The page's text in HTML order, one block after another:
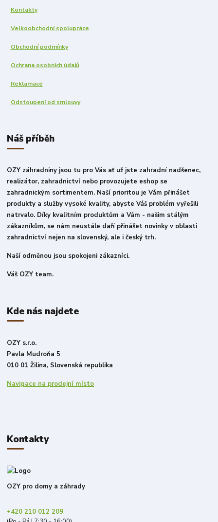
Kontakty
Velkoobchodní spolupráce
Obchodní podmínky
Ochrana osobních údajů
Reklamace
Odstoupení od smlouvy
Náš příběh
OZY záhradniny jsou tu pro Vás ať už jste zahradní nadšenec,
realizátor, zahradnictví nebo provozujete eshop se
zahradnickým sortimentem. Naší prioritou je Vám přinášet
produkty a služby vysoké kvality, abyste Váš problém vyřešili
natrvalo. Díky kvalitním produktům a Vám - našim stálým
zákazníkům, se nám neustále daří přinášet novinky v oblasti
zahradnictví nejen na slovenský, ale i český trh.
Naší odměnou jsou spokojeni zákazníci.
Váš OZY team.
Kde nás najdete
OZY s.r.o.
Pavla Mudroňa 5
010 01 Žilina, Slovenská republika
Navigace na prodejní místo
Kontakty
OZY pro domy a záhrady
+420 210 012 209